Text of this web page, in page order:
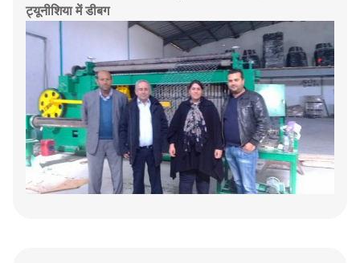
ट्यूनीशिया में डीबग